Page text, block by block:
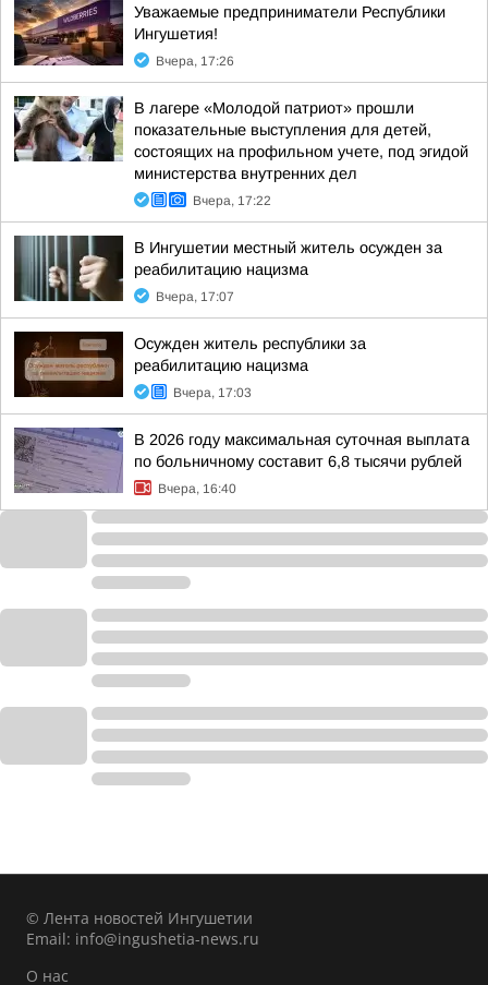
Уважаемые предприниматели Республики
Ингушетия!
Вчера, 17:26
В лагере «Молодой патриот» прошли
показательные выступления для детей,
состоящих на профильном учете, под эгидой
министерства внутренних дел
Вчера, 17:22
В Ингушетии местный житель осужден за
реабилитацию нацизма
Вчера, 17:07
Осужден житель республики за
реабилитацию нацизма
Вчера, 17:03
В 2026 году максимальная суточная выплата
по больничному составит 6,8 тысячи рублей
Вчера, 16:40
© Лента новостей Ингушетии
Email: info@ingushetia-news.ru
О нас